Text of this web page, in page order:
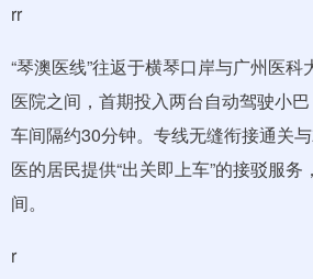
rr
“琴澳医线”往返于横琴口岸与广州医
医院之间，首期投入两台自动驾驶小
车间隔约30分钟。专线无缝衔接通关
医的居民提供“出关即上车”的接驳服
间。
r